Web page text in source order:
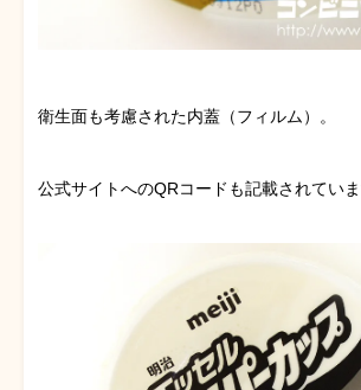
衛生面も考慮された内蓋（フィルム）。
公式サイトへのQRコードも記載されていま